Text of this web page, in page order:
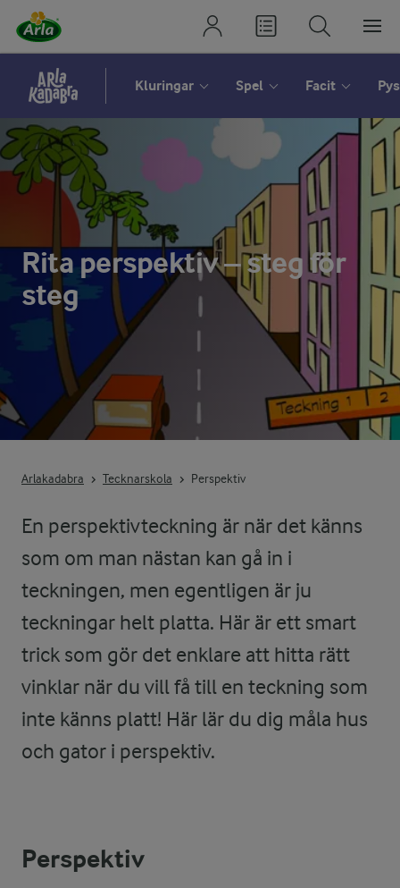
Kluringar Spel Facit
Rita perspektiv – steg för
steg
Arlakadabra Tecknarskola Perspektiv
En perspektivteckning är när det känns
som om man nästan kan gå in i
teckningen, men egentligen är ju
teckningar helt platta. Här är ett smart
trick som gör det enklare att hitta rätt
vinklar när du vill få till en teckning som
inte känns platt! Här lär du dig måla hus
och gator i perspektiv.
Perspektiv